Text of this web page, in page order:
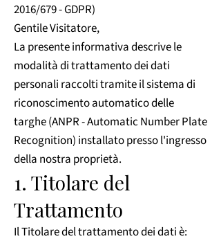
2016/679 - GDPR)
Gentile Visitatore,
La presente informativa descrive le
modalità di trattamento dei dati
personali raccolti tramite il sistema di
riconoscimento automatico delle
targhe (ANPR - Automatic Number Plate
Recognition) installato presso l'ingresso
della nostra proprietà.
1. Titolare del
Trattamento
Il Titolare del trattamento dei dati è: